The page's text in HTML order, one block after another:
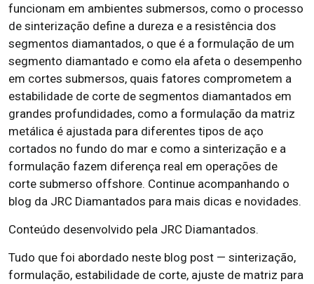
funcionam em ambientes submersos, como o processo
de sinterização define a dureza e a resistência dos
segmentos diamantados, o que é a formulação de um
segmento diamantado e como ela afeta o desempenho
em cortes submersos, quais fatores comprometem a
estabilidade de corte de segmentos diamantados em
grandes profundidades, como a formulação da matriz
metálica é ajustada para diferentes tipos de aço
cortados no fundo do mar e como a sinterização e a
formulação fazem diferença real em operações de
corte submerso offshore. Continue acompanhando o
blog da JRC Diamantados para mais dicas e novidades.
Conteúdo desenvolvido pela JRC Diamantados.
Tudo que foi abordado neste blog post — sinterização,
formulação, estabilidade de corte, ajuste de matriz para